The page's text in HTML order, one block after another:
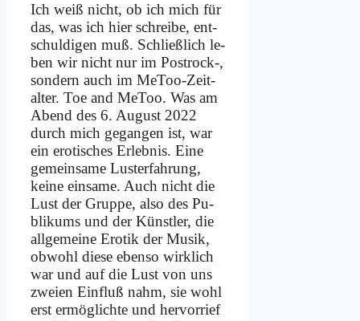
Ich weiß nicht, ob ich mich für
das, was ich hier schrei­be, ent­
schul­di­gen muß. Schließ­lich le­
ben wir nicht nur im Postrock‑,
son­dern auch im Me­Too-Zeit­
al­ter. Toe and Me­Too. Was am
Abend des 6. Au­gust 2022
durch mich ge­gan­gen ist, war
ein ero­ti­sches Er­leb­nis. Ei­ne
ge­mein­sa­me Lust­erfah­rung,
kei­ne ein­sa­me. Auch nicht die
Lust der Grup­pe, al­so des Pu­
bli­kums und der Künst­ler, die
all­ge­mei­ne Ero­tik der Mu­sik,
ob­wohl die­se eben­so wirk­lich
war und auf die Lust von uns
zwei­en Ein­fluß nahm, sie wohl
erst er­mög­lich­te und her­vor­rief